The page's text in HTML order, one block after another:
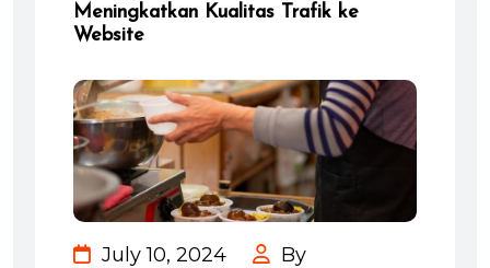
Meningkatkan Kualitas Trafik ke
Website
July 10, 2024 By